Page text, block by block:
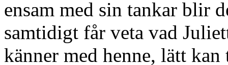
ensam med sin tankar blir
samtidigt får veta vad
känner med henne, lätt